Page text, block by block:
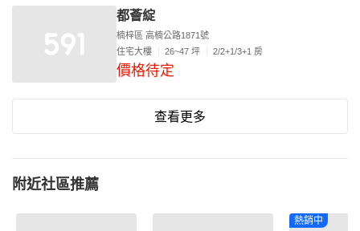
都薈綻
楠梓區 高楠公路1871號
住宅大樓
26~47 坪 2/2+1/3+1 房
價格待定
查看更多
附近社區推薦
熱銷中